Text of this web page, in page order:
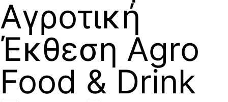
Αγροτική
Έκθεση Agro
Food & Drink